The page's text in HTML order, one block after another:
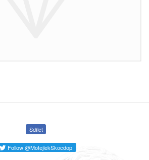
Sdílet
Follow @MotejlekSkocdop